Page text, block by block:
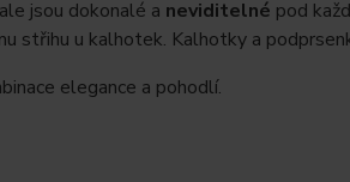
jsou dokonalé a neviditelné pod
střihu u kalhotek. Kalhotky a
elegance a pohodlí.